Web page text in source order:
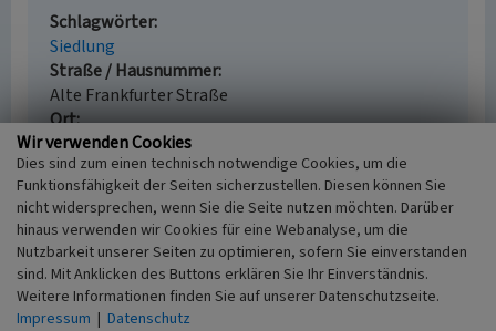
Schlagwörter
Siedlung
Straße / Hausnummer
Alte Frankfurter Straße
Ort
61118 Bad Vilbel
Fachsicht(en)
Architekturgeschichte, Landeskunde
Erfassungsmaßstab
i.d.R. 1:5.000 (größer als 1:20.000)
Erfassungsmethode
Literaturauswertung, mündliche Hinweise
Ortsansässiger, Ortskundiger
Wir verwenden Cookies
Dies sind zum einen technisch notwendige Cookies, um die
Funktionsfähigkeit der Seiten sicherzustellen. Diesen können Sie
nicht widersprechen, wenn Sie die Seite nutzen möchten. Darüber
hinaus verwenden wir Cookies für eine Webanalyse, um die
Nutzbarkeit unserer Seiten zu optimieren, sofern Sie einverstanden
sind. Mit Anklicken des Buttons erklären Sie Ihr Einverständnis.
Weitere Informationen finden Sie auf unserer Datenschutzseite.
Impressum | Datenschutz